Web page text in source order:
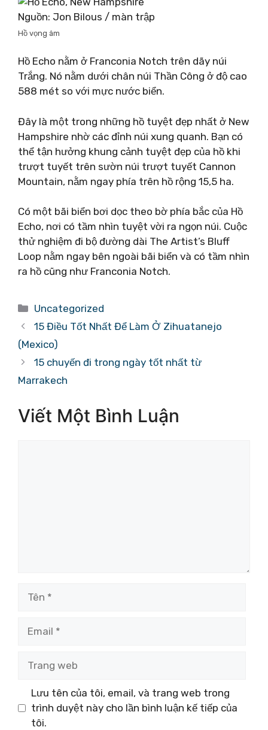
Nguồn: Jon Bilous / màn trập
Hồ vọng âm
Hồ Echo nằm ở Franconia Notch trên dãy núi
Trắng. Nó nằm dưới chân núi Thần Công ở độ cao
588 mét so với mực nước biển.
Đây là một trong những hồ tuyệt đẹp nhất ở New
Hampshire nhờ các đỉnh núi xung quanh. Bạn có
thể tận hưởng khung cảnh tuyệt đẹp của hồ khi
trượt tuyết trên sườn núi trượt tuyết Cannon
Mountain, nằm ngay phía trên hồ rộng 15,5 ha.
Có một bãi biển bơi dọc theo bờ phía bắc của Hồ
Echo, nơi có tầm nhìn tuyệt vời ra ngọn núi. Cuộc
thử nghiệm đi bộ đường dài The Artist’s Bluff
Loop nằm ngay bên ngoài bãi biển và có tầm nhìn
ra hồ cũng như Franconia Notch.
Danh
mục
Uncategorized
15 Điều Tốt Nhất Để Làm Ở Zihuatanejo
(Mexico)
15 chuyến đi trong ngày tốt nhất từ ​​
Marrakech
Viết Một Bình Luận
web
Lưu tên của tôi, email, và trang web trong
trình duyệt này cho lần bình luận kế tiếp của
tôi.